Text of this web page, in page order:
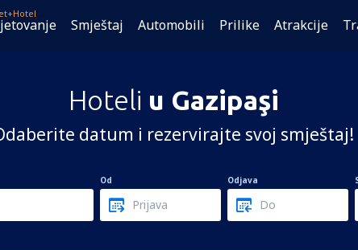
Smještaj Automobili Prilike Atrakcije
Hoteli u Gazipaşi
datum i rezervirajte svoj smještaj!
Od Odjava